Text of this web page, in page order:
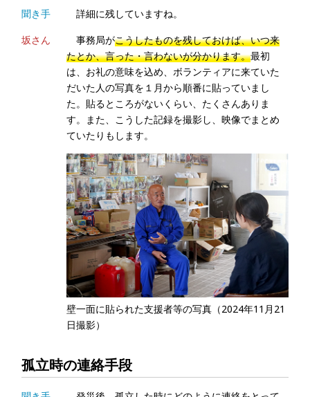
聞き手
詳細に残していますね。
坂さん
事務局がこうしたものを残しておけば、いつ来
たとか、言った・言わないが分かります。最初
は、お礼の意味を込め、ボランティアに来ていた
だいた人の写真を１月から順番に貼っていまし
た。貼るところがないくらい、たくさんありま
す。また、こうした記録を撮影し、映像でまとめ
ていたりもします。
壁一面に貼られた支援者等の写真（2024年11月21
日撮影）
孤立時の連絡手段